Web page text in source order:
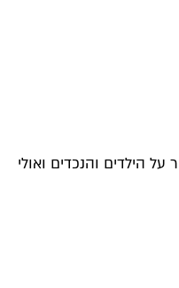
הילדים והנכדים ואולי